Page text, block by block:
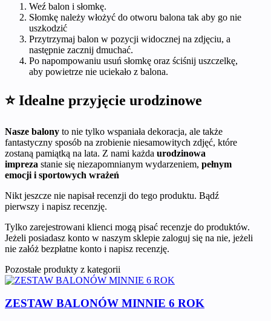
Weź balon i słomkę.
Słomkę należy włożyć do otworu balona tak aby go nie
uszkodzić
Przytrzymaj balon w pozycji widocznej na zdjęciu, a
następnie zacznij dmuchać.
Po napompowaniu usuń słomkę oraz ściśnij uszczelkę,
aby powietrze nie uciekało z balona.
⭐ Idealne przyjęcie urodzinowe
Nasze balony to nie tylko wspaniała dekoracja, ale także
fantastyczny sposób na zrobienie niesamowitych zdjęć, które
zostaną pamiątką na lata. Z nami każda urodzinowa
impreza stanie się niezapomnianym wydarzeniem, pełnym
emocji i sportowych wrażeń
Nikt jeszcze nie napisał recenzji do tego produktu. Bądź
pierwszy i napisz recenzję.
Tylko zarejestrowani klienci mogą pisać recenzje do produktów.
Jeżeli posiadasz konto w naszym sklepie zaloguj się na nie, jeżeli
nie załóż bezpłatne konto i napisz recenzję.
Pozostałe produkty z kategorii
ZESTAW BALONÓW MINNIE 6 ROK